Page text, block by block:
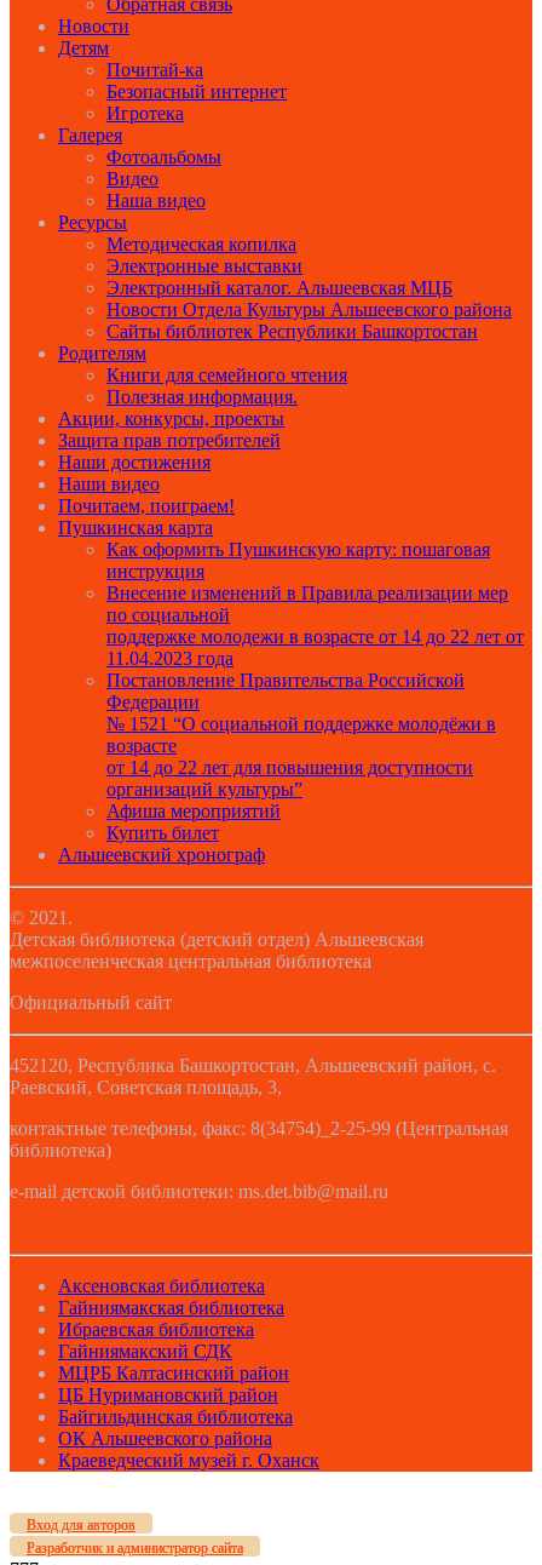
Обратная связь
Новости
Детям
Почитай-ка
Безопасный интернет
Игротека
Галерея
Фотоальбомы
Видео
Наша видео
Ресурсы
Методическая копилка
Электронные выставки
Электронный каталог. Альшеевская МЦБ
Новости Отдела Культуры Альшеевского района
Сайты библиотек Республики Башкортостан
Родителям
Книги для семейного чтения
Полезная информация.
Акции, конкурсы, проекты
Защита прав потребителей
Наши достижения
Наши видео
Почитаем, поиграем!
Пушкинская карта
Как оформить Пушкинскую карту: пошаговая
инструкция
Внесение изменений в Правила реализации мер
по социальной
поддержке молодежи в возрасте от 14 до 22 лет от
11.04.2023 года
Постановление Правительства Российской
Федерации
№ 1521 “О социальной поддержке молодёжи в
возрасте
от 14 до 22 лет для повышения доступности
организаций культуры”
Афиша мероприятий
Купить билет
Альшеевский хронограф
© 2021.
Детская библиотека (детский отдел) Альшеевская
межпоселенческая центральная библиотека
Официальный сайт
452120, Республика Башкортостан, Альшеевский район, с.
Раевский, Советская площадь, 3,
контактные телефоны, факс: 8(34754)_2-25-99 (Центральная
библиотека)
e-mail детской библиотеки: ms.det.bib@mail.ru
Аксеновская библиотека
Гайниямакская библиотека
Ибраевская библиотека
Гайниямакский СДК
МЦРБ Калтасинский район
ЦБ Нуримановский район
Байгильдинская библиотека
ОК Альшеевского района
Краеведческий музей г. Оханск
Вход для авторов
Разработчик и администратор сайта